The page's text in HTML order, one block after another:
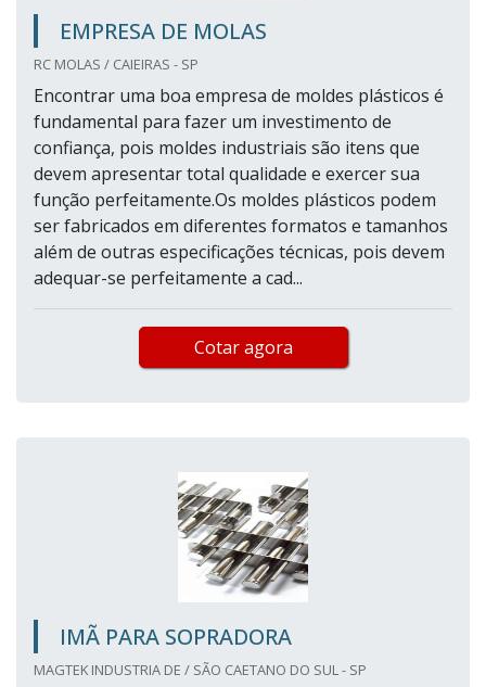
EMPRESA DE MOLAS
RC MOLAS / CAIEIRAS - SP
Encontrar uma boa empresa de moldes plásticos é
fundamental para fazer um investimento de
confiança, pois moldes industriais são itens que
devem apresentar total qualidade e exercer sua
função perfeitamente.Os moldes plásticos podem
ser fabricados em diferentes formatos e tamanhos
além de outras especificações técnicas, pois devem
adequar-se perfeitamente a cad...
Cotar agora
IMÃ PARA SOPRADORA
MAGTEK INDUSTRIA DE / SÃO CAETANO DO SUL - SP